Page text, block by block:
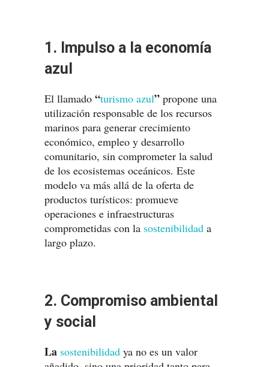
1. Impulso a la economía
azul
El llamado “turismo azul” propone una
utilización responsable de los recursos
marinos para generar crecimiento
económico, empleo y desarrollo
comunitario, sin comprometer la salud
de los ecosistemas oceánicos. Este
modelo va más allá de la oferta de
productos turísticos: promueve
operaciones e infraestructuras
comprometidas con la sostenibilidad a
largo plazo.
2. Compromiso ambiental
y social
La sostenibilidad ya no es un valor